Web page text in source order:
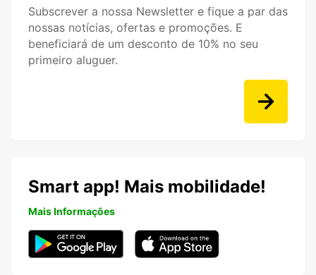
Subscrever a nossa Newsletter e fique a par das
nossas notícias, ofertas e promoções. E
beneficiará de um desconto de 10% no seu
primeiro aluguer.
Smart app! Mais mobilidade!
Mais Informações